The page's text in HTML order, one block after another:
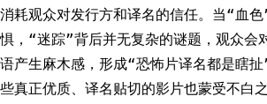
消耗观众对发行方和译名的信任。当“血
惧，“迷踪”背后并无复杂的谜题，观众会
语产生麻木感，形成“恐怖片译名都是瞎
些真正优质、译名贴切的影片也蒙受不白